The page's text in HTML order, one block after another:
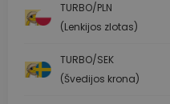
TURBO/PLN
(Lenkijos zlotas)
TURBO/SEK
(Švedijos krona)